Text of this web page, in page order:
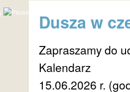
Dusza w
Zapraszamy do
Kalendarz
15.06.2026 r.